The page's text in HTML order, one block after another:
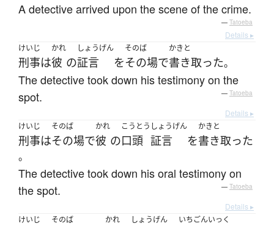
A detective arrived upon the scene of the crime.
— Tatoeba
Details ▸
けいじ
刑事は
かれ
彼 の
しょうげん
証言 を
そのば
その場で
かきと
書き取った。
The detective took down his testimony on the
spot.
— Tatoeba
Details ▸
けいじ
刑事は
そのば
その場で
かれ
彼 の
こうとう
口頭
しょうげん
証言 を
かきと
書き取った
。
The detective took down his oral testimony on
the spot.
— Tatoeba
Details ▸
けいじ
そのば かれ しょうげん いちごんいっく